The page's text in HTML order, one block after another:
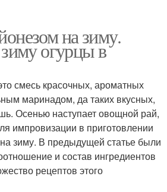
на зиму.
огурцы в
смесь красочных, ароматных
маринадом, да таких вкусных,
Осенью наступает овощной рай,
импровизации в приготовлении
зиму. В предыдущей статье были
и состав ингредиентов
рецептов этого